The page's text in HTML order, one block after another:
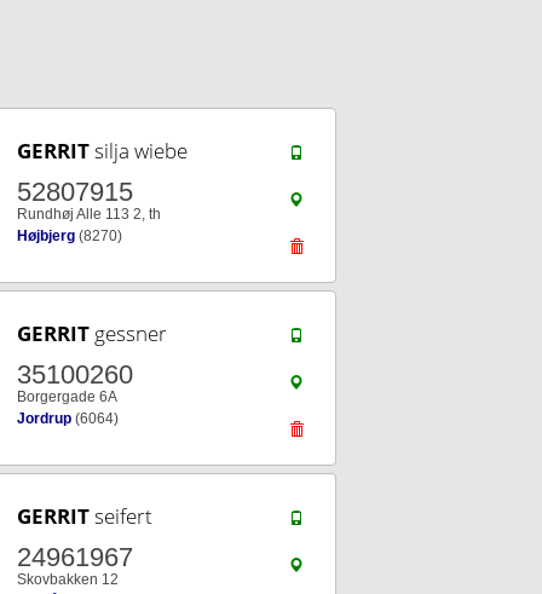
GERRITsilja wiebe
52807915
Rundhøj Alle 113 2, th
Højbjerg (8270)
GERRIT gessner
35100260
Borgergade 6A
Jordrup (6064)
GERRITseifert
24961967
Skovbakken 12